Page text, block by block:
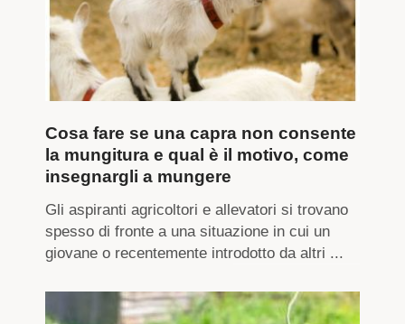
Cosa fare se una capra non consente
la mungitura e qual è il motivo, come
insegnargli a mungere
Gli aspiranti agricoltori e allevatori si trovano
spesso di fronte a una situazione in cui un
giovane o recentemente introdotto da altri ...